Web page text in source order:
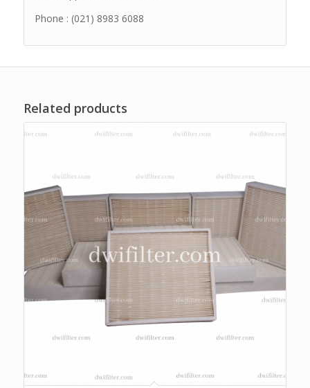
Phone : (021) 8983 6088
Related products